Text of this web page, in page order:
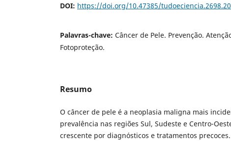
DOI: https://doi.org/10.47385/
Palavras-chave: Câncer de Pele. Prevenção.
Fotoproteção.
Resumo
O câncer de pele é a neoplasia maligna mais
prevalência nas regiões Sul, Sudeste e Centro-
crescente por diagnósticos e tratamentos